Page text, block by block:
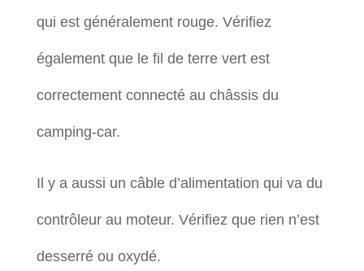
qui est généralement rouge. Vérifiez
également que le fil de terre vert est
correctement connecté au châssis du
camping-car.
Il y a aussi un câble d’alimentation qui va du
contrôleur au moteur. Vérifiez que rien n’est
desserré ou oxydé.